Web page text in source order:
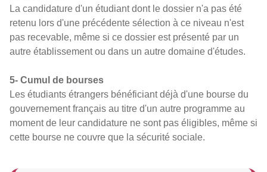
La candidature d'un étudiant dont le dossier n'a pas été
retenu lors d'une précédente sélection à ce niveau n'est
pas recevable, même si ce dossier est présenté par un
autre établissement ou dans un autre domaine d'études.
5- Cumul de bourses
Les étudiants étrangers bénéficiant déjà d'une bourse du
gouvernement français au titre d'un autre programme au
moment de leur candidature ne sont pas éligibles, même si
cette bourse ne couvre que la sécurité sociale.